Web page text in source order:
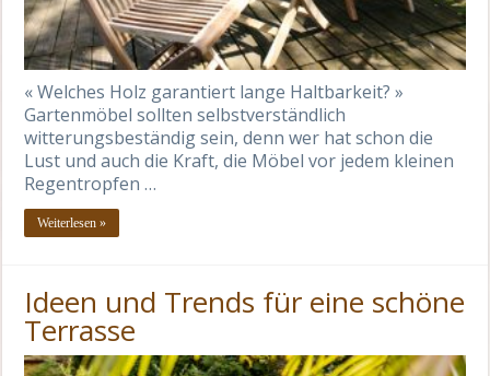
« Welches Holz garantiert lange Haltbarkeit? »
Gartenmöbel sollten selbstverständlich
witterungsbeständig sein, denn wer hat schon die
Lust und auch die Kraft, die Möbel vor jedem kleinen
Regentropfen …
Weiterlesen »
Ideen und Trends für eine schöne
Terrasse